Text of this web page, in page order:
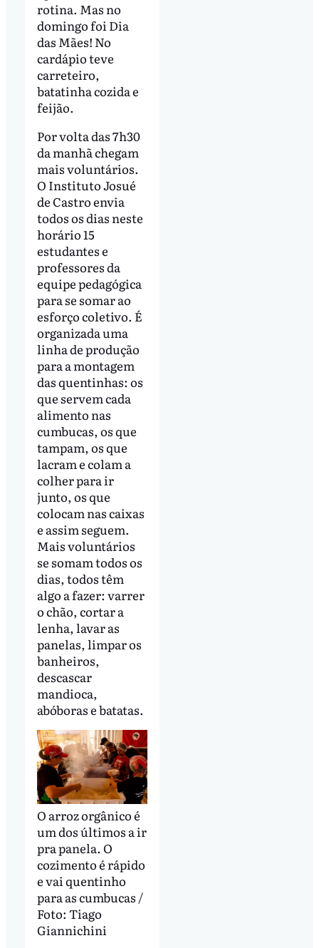
rotina. Mas no
domingo foi Dia
das Mães! No
cardápio teve
carreteiro,
batatinha cozida e
feijão.
Por volta das 7h30
da manhã chegam
mais voluntários.
O Instituto Josué
de Castro envia
todos os dias neste
horário 15
estudantes e
professores da
equipe pedagógica
para se somar ao
esforço coletivo. É
organizada uma
linha de produção
para a montagem
das quentinhas: os
que servem cada
alimento nas
cumbucas, os que
tampam, os que
lacram e colam a
colher para ir
junto, os que
colocam nas caixas
e assim seguem.
Mais voluntários
se somam todos os
dias, todos têm
algo a fazer: varrer
o chão, cortar a
lenha, lavar as
panelas, limpar os
banheiros,
descascar
mandioca,
abóboras e batatas.
O arroz orgânico é
um dos últimos a ir
pra panela. O
cozimento é rápido
e vai quentinho
para as cumbucas /
Foto: Tiago
Giannichini